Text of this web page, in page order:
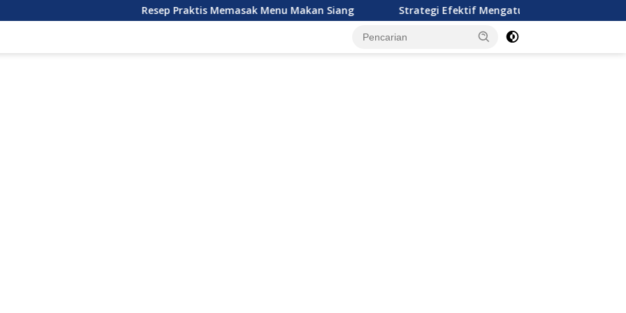
Resep Praktis Memasak Menu Makan Siang Strategi Efektif Mengatur Keuangan Keluarga Muda